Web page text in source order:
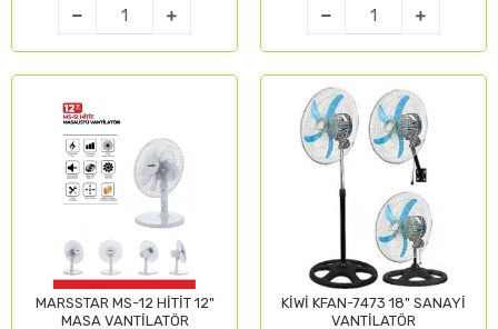
MARSSTAR MS-12 HİTİT 12"
MASA VANTİLATÖR
KİWİ KFAN-7473 18" SANAYİ
VANTİLATÖR